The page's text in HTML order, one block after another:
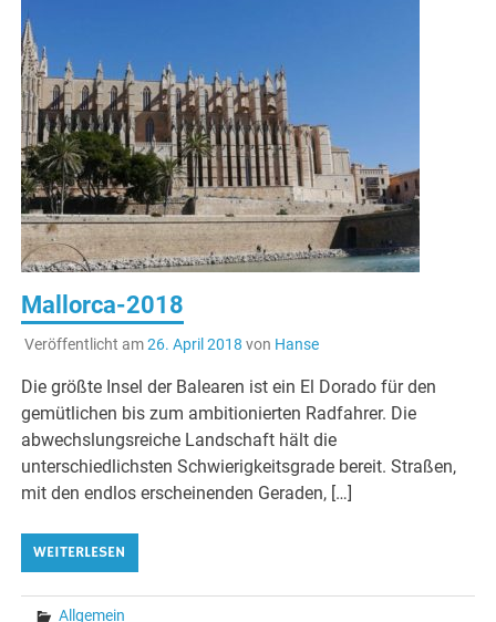
Mallorca-2018
Veröffentlicht am26. April 2018 von Hanse
Die größte Insel der Balearen ist ein El Dorado für den
gemütlichen bis zum ambitionierten Radfahrer. Die
abwechslungsreiche Landschaft hält die
unterschiedlichsten Schwierigkeitsgrade bereit. Straßen,
mit den endlos erscheinenden Geraden, […]
WEITERLESEN
Allgemein